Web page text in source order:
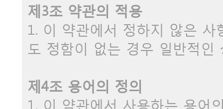
제3조 약관의 적용
1. 이 약관에서 정하지 않은
도 정함이 없는 경우 일반적인
제4조 용어의 정의
1. 이 약관에서 사용하는 용어